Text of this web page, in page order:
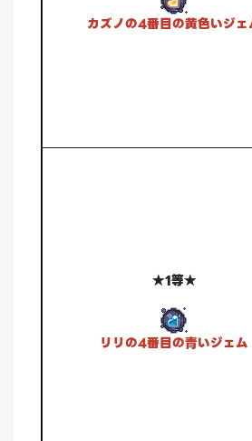
カズノの4番目の黄色いジェ
★1等★
リリの4番目の青いジェム